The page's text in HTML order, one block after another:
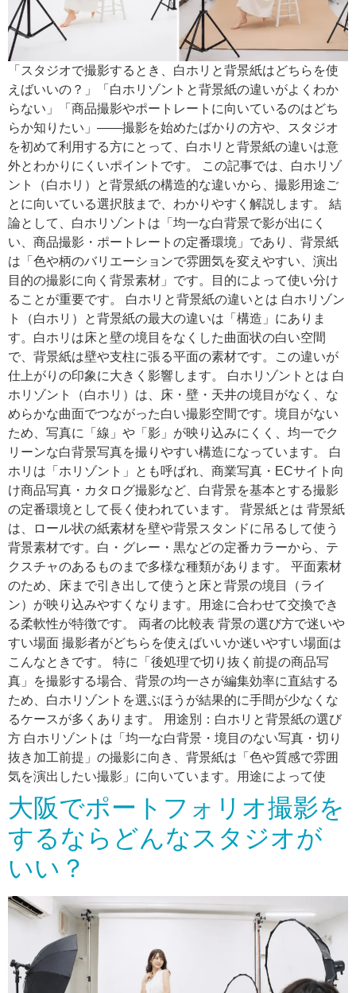
「スタジオで撮影するとき、白ホリと背景紙はどちらを使
えばいいの？」「白ホリゾントと背景紙の違いがよくわか
らない」「商品撮影やポートレートに向いているのはどち
らか知りたい」——撮影を始めたばかりの方や、スタジオ
を初めて利用する方にとって、白ホリと背景紙の違いは意
外とわかりにくいポイントです。 この記事では、白ホリゾ
ント（白ホリ）と背景紙の構造的な違いから、撮影用途ご
とに向いている選択肢まで、わかりやすく解説します。 結
論として、白ホリゾントは「均一な白背景で影が出にく
い、商品撮影・ポートレートの定番環境」であり、背景紙
は「色や柄のバリエーションで雰囲気を変えやすい、演出
目的の撮影に向く背景素材」です。目的によって使い分け
ることが重要です。 白ホリと背景紙の違いとは 白ホリゾン
ト（白ホリ）と背景紙の最大の違いは「構造」にありま
す。白ホリは床と壁の境目をなくした曲面状の白い空間
で、背景紙は壁や支柱に張る平面の素材です。この違いが
仕上がりの印象に大きく影響します。 白ホリゾントとは 白
ホリゾント（白ホリ）は、床・壁・天井の境目がなく、な
めらかな曲面でつながった白い撮影空間です。境目がない
ため、写真に「線」や「影」が映り込みにくく、均一でク
リーンな白背景写真を撮りやすい構造になっています。 白
ホリは「ホリゾント」とも呼ばれ、商業写真・ECサイト向
け商品写真・カタログ撮影など、白背景を基本とする撮影
の定番環境として長く使われています。 背景紙とは 背景紙
は、ロール状の紙素材を壁や背景スタンドに吊るして使う
背景素材です。白・グレー・黒などの定番カラーから、テ
クスチャのあるものまで多様な種類があります。 平面素材
のため、床まで引き出して使うと床と背景の境目（ライ
ン）が映り込みやすくなります。用途に合わせて交換でき
る柔軟性が特徴です。 両者の比較表 背景の選び方で迷いや
すい場面 撮影者がどちらを使えばいいか迷いやすい場面は
こんなときです。 特に「後処理で切り抜く前提の商品写
真」を撮影する場合、背景の均一さが編集効率に直結する
ため、白ホリゾントを選ぶほうが結果的に手間が少なくな
るケースが多くあります。 用途別：白ホリと背景紙の選び
方 白ホリゾントは「均一な白背景・境目のない写真・切り
抜き加工前提」の撮影に向き、背景紙は「色や質感で雰囲
気を演出したい撮影」に向いています。用途によって使
大阪でポートフォリオ撮影を
するならどんなスタジオが
いい？